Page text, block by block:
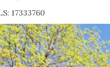
17333760